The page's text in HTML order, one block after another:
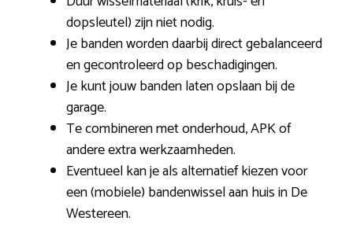
dopsleutel) zijn niet nodig.
Je banden worden daarbij direct gebalanceerd
en gecontroleerd op beschadigingen.
Je kunt jouw banden laten opslaan bij de
garage.
Te combineren met onderhoud, APK of
andere extra werkzaamheden.
Eventueel kan je als alternatief kiezen voor
een (mobiele) bandenwissel aan huis in De
Westereen.